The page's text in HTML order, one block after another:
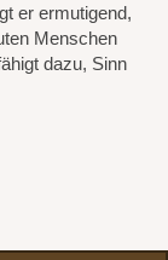
er ermutigend,
Menschen
dazu, Sinn